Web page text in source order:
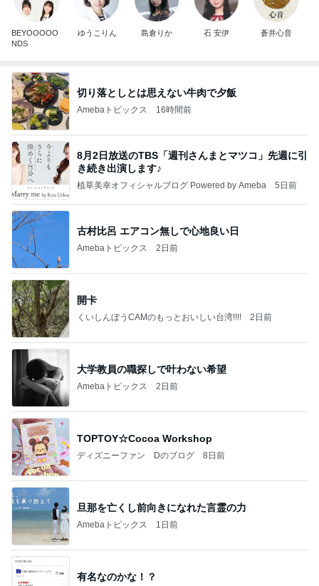
BEYOOOOO
NDS
ゆうこりん 島倉りか 石 安伊 蒼井心音
切り落としとは思えない牛肉で夕飯
Amebaトピックス 16時間前
8月2日放送のTBS「週刊さんまとマツコ」先週に引
き続き出演します♪
植草美幸オフィシャルブログ Powered by Ameba 5日前
古村比呂 エアコン無しで心地良い日
Amebaトピックス 2日前
開卡
くいしんぼうCAMのもっとおいしい台湾!!!! 2日前
大学教員の職探しで叶わない希望
Amebaトピックス 2日前
TOPTOY☆Cocoa Workshop
ディズニーファン Dのブログ 8日前
旦那を亡くし前向きになれた言霊の力
Amebaトピックス 1日前
有名なのかな！？